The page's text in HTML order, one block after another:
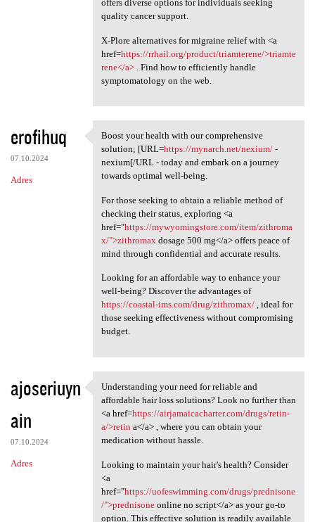
offers diverse options for individuals seeking
quality cancer support.
X-Plore alternatives for migraine relief with <a
href=https://rrhail.org/product/triamterene/>triamte
rene</a>. Find how to efficiently handle
symptomatology on the web.
erofihuq
07.10.2024
Adres
Boost your health with our
Boost your health with our comprehensive
solution; [URL=https://mynarch.net/nexium/-
nexium[/URL - today and embark on a journey
towards optimal well-being.
For those seeking to obtain a reliable method of
checking their status, exploring <a
href="https://mywyomingstore.com/item/zithroma
x/">zithromax dosage 500 mg</a> offers peace of
mind through confidential and accurate results.
Looking for an affordable way to enhance your
well-being? Discover the advantages of
https://coastal-ims.com/drug/zithromax/, ideal for
those seeking effectiveness without compromising
budget.
ajoseriuyn
ain
07.10.2024
Adres
Understanding your need for
Understanding your need for reliable and
affordable hair loss solutions? Look no further than
<a href=https://airjamaicacharter.com/drugs/retin-
a/>retin a</a> , where you can obtain your
medication without hassle.
Looking to maintain your hair's health? Consider
<a
href="https://uofeswimming.com/drugs/prednisone
/">prednisoneonline no script</a> as your go-to
option. This effective solution is readily available